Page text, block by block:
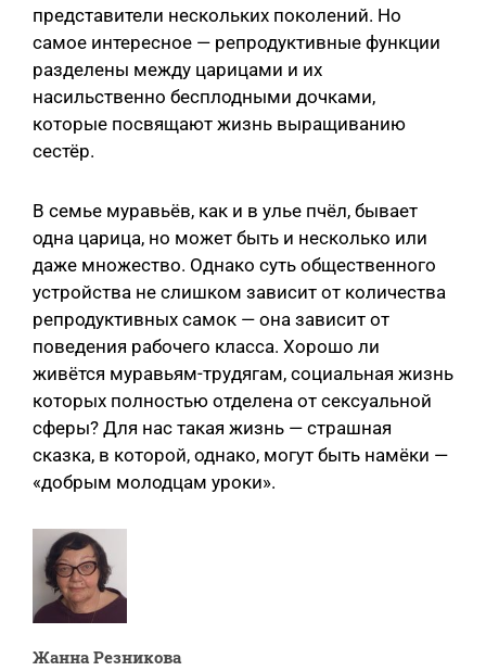
представители нескольких поколений. Но
самое интересное — репродуктивные функции
разделены между царицами и их
насильственно бесплодными дочками,
которые посвящают жизнь выращиванию
сестёр.
В семье муравьёв, как и в улье пчёл, бывает
одна царица, но может быть и несколько или
даже множество. Однако суть общественного
устройства не слишком зависит от количества
репродуктивных самок — она зависит от
поведения рабочего класса. Хорошо ли
живётся муравьям-трудягам, социальная жизнь
которых полностью отделена от сексуальной
сферы? Для нас такая жизнь — страшная
сказка, в которой, однако, могут быть намёки —
«добрым молодцам уроки».
Жанна Резникова